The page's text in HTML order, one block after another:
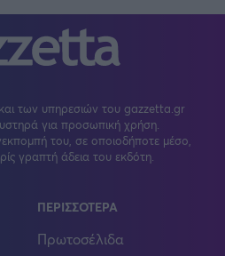
των υπηρεσιών του gazzetta.gr
για προσωπική χρήση.
του, σε οποιοδήποτε μέσο,
γραπτή άδεια του εκδότη.
ΠΕΡΙΣΣΟΤΕΡΑ
Πρωτοσέλιδα